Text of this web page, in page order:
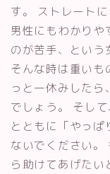
す。 ストレート
男性にもわかりや
のが苦手、という
そんな時は重いも
っと一休みした
でしょう。 そし
とともに「やっ
ないでください。
ら助けてあげたい